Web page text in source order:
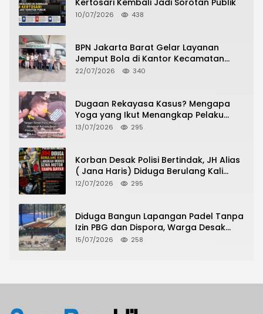
Kertosari Kembali Jadi Sorotan Publik
10/07/2026 438
BPN Jakarta Barat Gelar Layanan
Jemput Bola di Kantor Kecamatan
Grogol Petamburan, Warga Antusias
22/07/2026 340
Dugaan Rekayasa Kasus? Mengapa
Yoga yang Ikut Menangkap Pelaku
Pencurian Toko Ponsel di Pancur Batu
13/07/2026 295
Korban Desak Polisi Bertindak, JH Alias
( Jana Haris) Diduga Berulang Kali
Lakukan Modus Sewa Motor Tanpa
12/07/2026 295
Diduga Bangun Lapangan Padel Tanpa
Izin PBG dan Dispora, Warga Desak
CKTRP dan Dispora Jakarta Barat
15/07/2026 258